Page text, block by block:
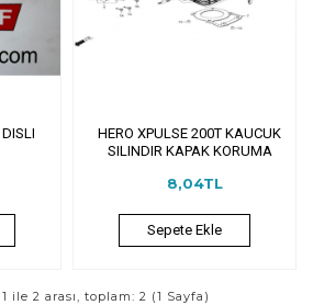
HERO XPULSE 200T KAUCUK
SILINDIR KAPAK KORUMA
8,04TL
Sepete Ekle
ile 2 arası, toplam: 2 (1 Sayfa)